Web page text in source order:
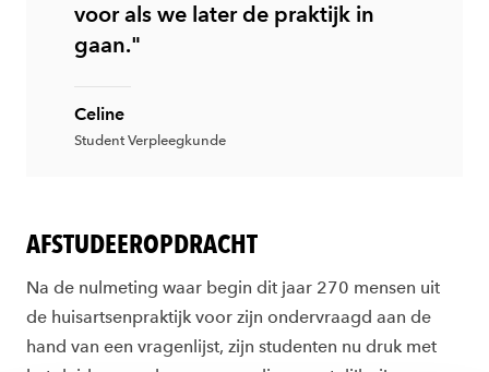
voor als we later de praktijk in
gaan."
Celine
Student Verpleegkunde
AFSTUDEEROPDRACHT
Na de nulmeting waar begin dit jaar 270 mensen uit
de huisartsenpraktijk voor zijn ondervraagd aan de
hand van een vragenlijst, zijn studenten nu druk met